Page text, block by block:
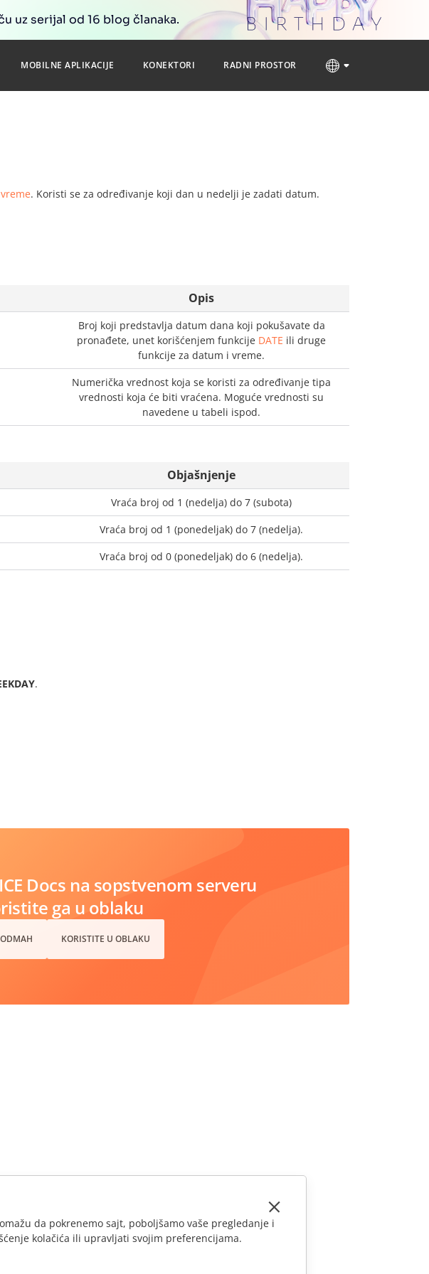
uz serijal od 16 blog članaka.
MOBILNE APLIKACIJE KONEKTORI RADNI PROSTOR
. Koristi se za određivanje koji dan u nedelji je zadati datum.
Opis
Broj koji predstavlja datum dana koji pokušavate da
pronađete, unet korišćenjem funkcije DATE ili druge
funkcije za datum i vreme.
Numerička vrednost koja se koristi za određivanje tipa
vrednosti koja će biti vraćena. Moguće vrednosti su
navedene u tabeli ispod.
Objašnjenje
Vraća broj od 1 (nedelja) do 7 (subota)
Vraća broj od 1 (ponedeljak) do 7 (nedelja).
Vraća broj od 0 (ponedeljak) do 6 (nedelja).
.
Docs na sopstvenom serveru
ga u oblaku
KORISTITE U OBLAKU
da pokrenemo sajt, poboljšamo vaše pregledanje i
kolačića ili upravljati svojim preferencijama.